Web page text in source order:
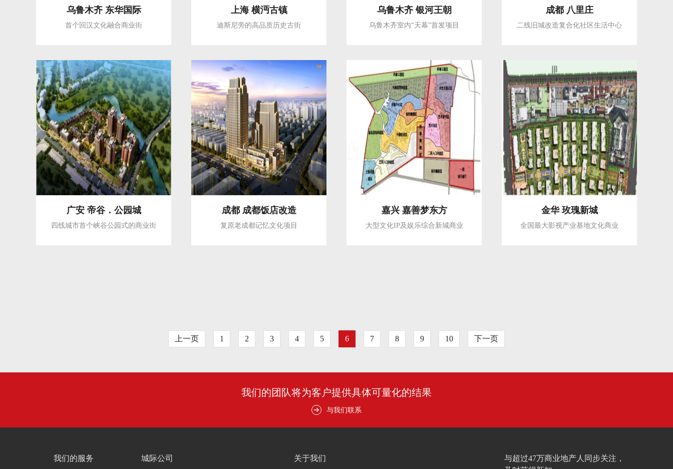
乌鲁木齐 东华国际
首个回汉文化融合商业街
上海 横沔古镇
迪斯尼旁的高品质历史古街
乌鲁木齐 银河王朝
乌鲁木齐室内“天幕”首发项目
成都 八里庄
二线旧城改造复合化社区生活中心
广安 帝谷．公园城
四线城市首个峡谷公园式的商业街
成都 成都饭店改造
复原老成都记忆文化项目
嘉兴 嘉善梦东方
大型文化IP及娱乐综合新城商业
金华 玫瑰新城
全国最大影视产业基地文化商业
上一页 1 2 3 4 5 6 7 8 9 10 下一页
我们的团队将为客户提供具体可量化的结果
与我们联系
我们的服务 城际公司 关于我们
与超过47万商业地产人同步关注，